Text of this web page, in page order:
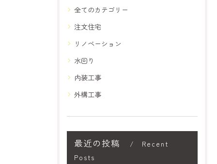
全てのカテゴリー
注文住宅
リノベーション
水回り
内装工事
外構工事
最近の投稿
Recent
Posts